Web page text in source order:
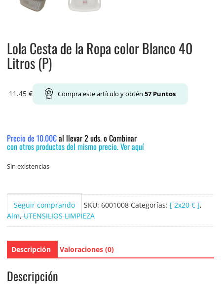
Lola Cesta de la Ropa color Blanco 40
Litros (P)
11.45 € Compra este artículo y obtén 57Puntos
Precio de 10.00€al llevar 2 uds. o Combinar
con otros productos del mismo precio. Ver aquí
Sin existencias
Seguir comprando SKU: 6001008 Categorías: [ 2x20 € ],
Alm,UTENSILIOS LIMPIEZA
Descripción Valoraciones (0)
Descripción